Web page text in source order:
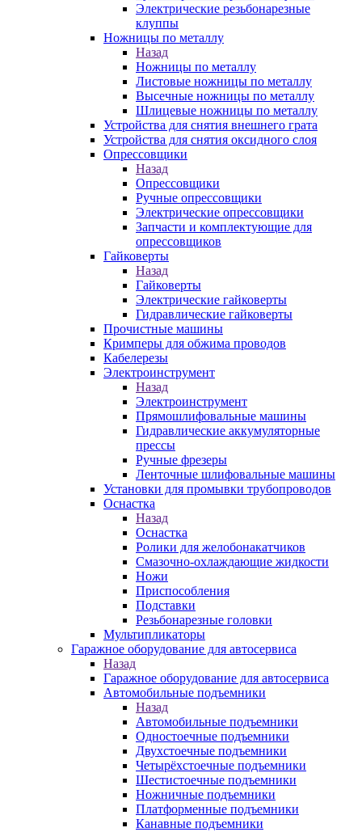
Электрические резьбонарезные
клуппы
Ножницы по металлу
Назад
Ножницы по металлу
Листовые ножницы по металлу
Высечные ножницы по металлу
Шлицевые ножницы по металлу
Устройства для снятия внешнего грата
Устройства для снятия оксидного слоя
Опрессовщики
Назад
Опрессовщики
Ручные опрессовщики
Электрические опрессовщики
Запчасти и комплектующие для
опрессовщиков
Гайковерты
Назад
Гайковерты
Электрические гайковерты
Гидравлические гайковерты
Прочистные машины
Кримперы для обжима проводов
Кабелерезы
Электроинструмент
Назад
Электроинструмент
Прямошлифовальные машины
Гидравлические аккумуляторные
прессы
Ручные фрезеры
Ленточные шлифовальные машины
Установки для промывки трубопроводов
Оснастка
Назад
Оснастка
Ролики для желобонакатчиков
Смазочно-охлаждающие жидкости
Ножи
Приспособления
Подставки
Резьбонарезные головки
Мультипликаторы
Гаражное оборудование для автосервиса
Назад
Гаражное оборудование для автосервиса
Автомобильные подъемники
Назад
Автомобильные подъемники
Одностоечные подъемники
Двухстоечные подъемники
Четырёхстоечные подъемники
Шестистоечные подъемники
Ножничные подъемники
Платформенные подъемники
Канавные подъемники